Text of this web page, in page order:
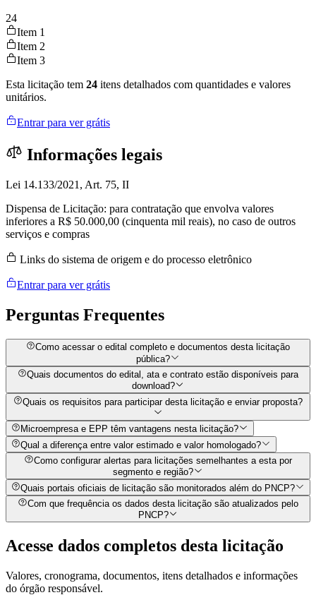
24
Item 1
Item 2
Item 3
Esta licitação tem 24 itens detalhados com quantidades e valores
unitários.
Entrar para ver grátis
Informações legais
Lei 14.133/2021, Art. 75, II
Dispensa de Licitação: para contratação que envolva valores
inferiores a R$ 50.000,00 (cinquenta mil reais), no caso de outros
serviços e compras
Links do sistema de origem e do processo eletrônico
Entrar para ver grátis
Perguntas Frequentes
Como acessar o edital completo e documentos desta licitação
pública?
Quais documentos do edital, ata e contrato estão disponíveis para
download?
Quais os requisitos para participar desta licitação e enviar proposta?
Microempresa e EPP têm vantagens nesta licitação?
Qual a diferença entre valor estimado e valor homologado?
Como configurar alertas para licitações semelhantes a esta por
segmento e região?
Quais portais oficiais de licitação são monitorados além do PNCP?
Com que frequência os dados desta licitação são atualizados pelo
PNCP?
Acesse dados completos desta licitação
Valores, cronograma, documentos, itens detalhados e informações
do órgão responsável.